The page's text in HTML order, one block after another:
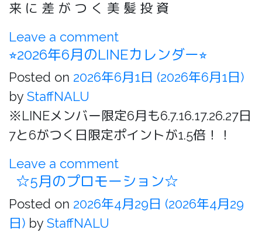
来 に 差 が つ く 美 髪 投 資
Leave a comment
⭐︎2026年6月のLINEカレンダー⭐︎
Posted on 2026年6月1日 (2026年6月1日)
by StaffNALU
※LINEメンバー限定6月も6.7.16.17.26.27日
7と6がつく日限定ポイントが1.5倍！！
Leave a comment
☆5月のプロモーション☆
Posted on 2026年4月29日 (2026年4月29
日) by StaffNALU